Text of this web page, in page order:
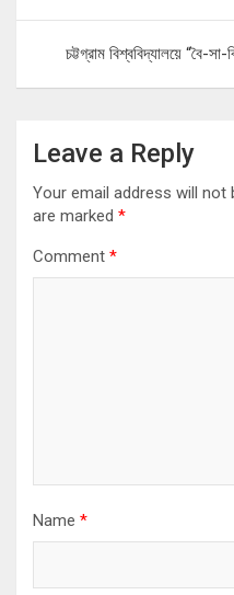
চট্টগ্রাম বিশ্ববিদ্যালয়ে “বৈ-
Leave a Reply
Your email address will not
are marked *
Comment *
Name *